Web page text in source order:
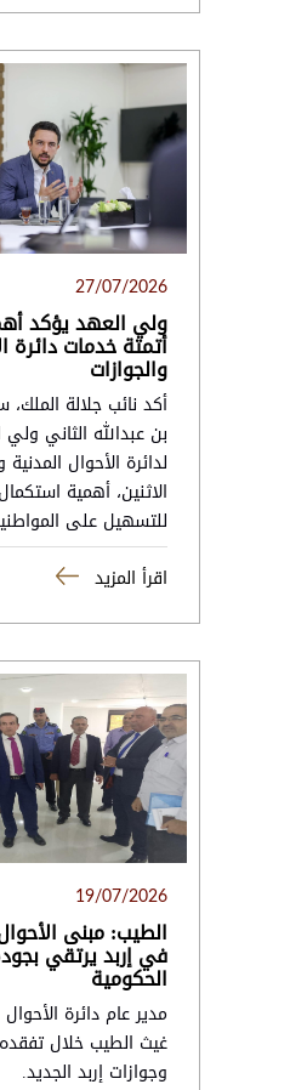
27/07/2026
ولي العهد يؤكد
أتمتة خدمات دائرة
والجوازات
أكد نائب جلالة
بن عبدالله الثاني ولي
لدائرة الأحوال المدنية
الاثنين، أهمية
للتسهيل على
اقرأ المزيد
19/07/2026
الطيب: مبنى
في إربد يرتقي
الحكومية
مدير عام دائرة الأحوال
غيث الطيب خلال
وجوازات إربد الجديد.